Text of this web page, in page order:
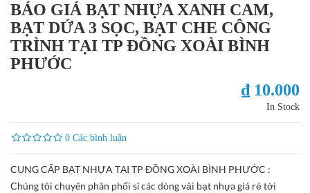
BÁO GIÁ BẠT NHỰA XANH CAM,
BẠT DỨA 3 SỌC, BẠT CHE CÔNG
TRÌNH TẠI TP ĐỒNG XOÀI BÌNH
PHƯỚC
₫ 10.000
In Stock
0 Các bình luận
CUNG CẤP BẠT NHỰA TẠI TP ĐỒNG XOÀI BÌNH PHƯỚC :
Chúng tôi chuyên phân phối sỉ các dòng vải bạt nhựa giá rẻ tới